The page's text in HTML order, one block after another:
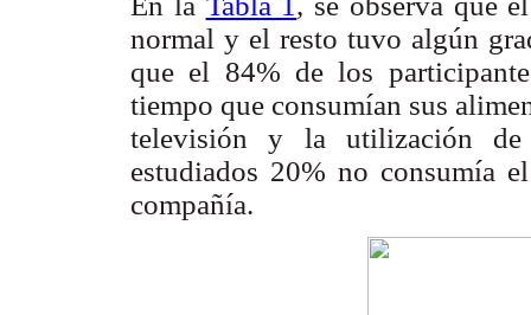
normal y el resto tuvo algún
que el 84% de los
tiempo que consumían sus
televisión y la utilización de
estudiados 20% no consumía
compañía.